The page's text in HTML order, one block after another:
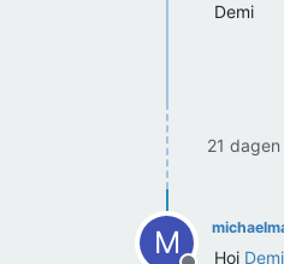
Demi
21
M Hoi